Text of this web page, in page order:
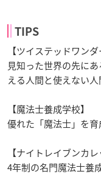
TIPS
【ツイステッドワンダ
見知った世界の先に
える人間と使えない人
【魔法士養成学校】
優れた「魔法士」を育
【ナイトレイブンカレ
4年制の名門魔法士養